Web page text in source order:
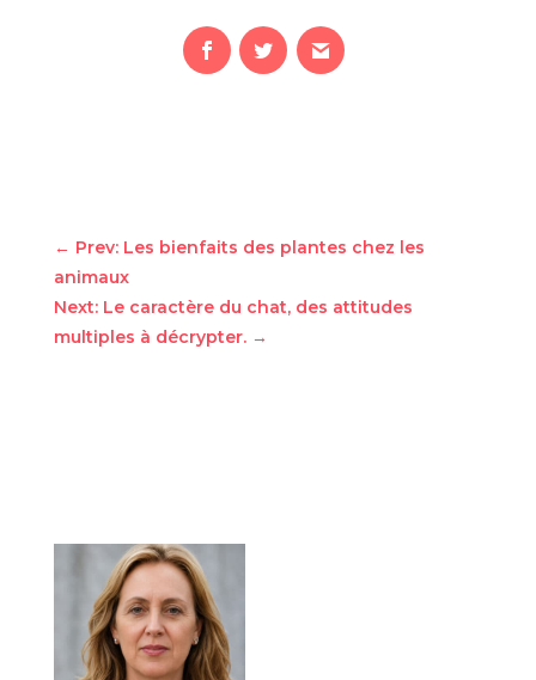
← Prev: Les bienfaits des plantes chez les
animaux
Next: Le caractère du chat, des attitudes
multiples à décrypter.→